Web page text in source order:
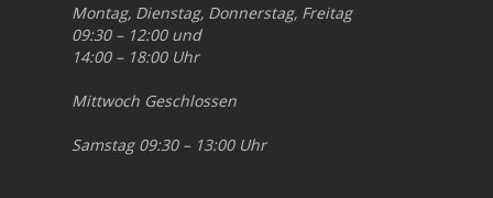
Montag, Dienstag, Donnerstag, Freitag
09:30 – 12:00 und
14:00 – 18:00 Uhr
Mittwoch Geschlossen
Samstag 09:30 – 13:00 Uhr